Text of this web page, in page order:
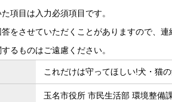
た項目は入力必須項目です。
をさせていただくことがありますので、連
るものはご遠慮ください。
これだけは守ってほしい!犬・猫
玉名市役所 市民生活部 環境整備